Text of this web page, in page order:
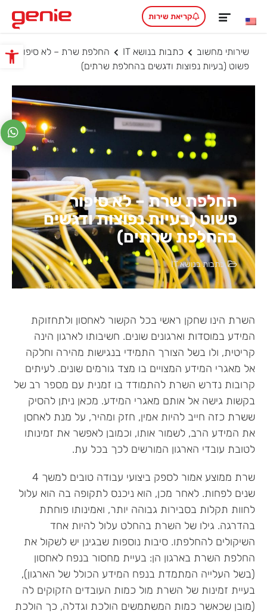
פתח
קריאת שירות
שירותי מחשוב כתבות בנושא IT
החלפת שרת – לא סיפור
פשוט (בעיות נפוצות ודגשים בהחלפת שרתים)
החלפת שרת – לא סיפור
פשוט (בעיות נפוצות ודגשים
בהחלפת שרתים)
כתבות בנושא IT
השרת הינו שחקן ראשי בכל הקשור לאחסון ולתחזוקת
המידע במוסדות וארגונים שונים. חשיבותו לארגון הינה
קריטית, ולו בשל הצורך התמידי בנגישות מהירה וחלקה
אל מאגרי המידע המצויים בו מצד גורמים שונים. לעיתים
קרובות נדרש השרת להתמודד בו זמנית עם מספר רב של
בקשות גישה אל אותם מאגרי המידע. מכאן ניתן להסיק
ששרת כזה חייב להיות אמין, חזק ומהיר, על מנת לאחסן
את המידע הרב, לשמור אותו, וכמובן לאפשר את זמינותו
לטובת עובדי הארגון המורשים לכך בכל עת.
שרת ממוצע אמור לספק ביצועי עבודה טובים למשך 4
שנים לפחות. לאחר מכן, הוא ניכנס לתקופה בה הוא עלול
לחוות תקלות בסבירות גבוהה יותר, ואמינותו פוחתת
בהדרגה. גילו של השרת בהחלט עלול להיות אחד
השיקולים להחלפתו. סיבות נוספות שבגינן יש לשקול את
החלפת השרת בארגון הן: בעיית מחסור בנפח לאחסון
(בשל העלייה המתמדת בנפח המידע הכולל של הארגון),
בעיית זמינות של השרת מול כמות העובדים הזקוקים לה
(מובן שכאשר כמות המשתמשים הולכת וגדלה, כך הולכת